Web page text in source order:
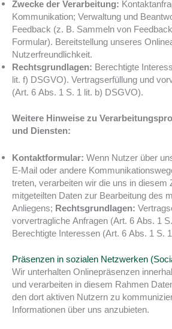
Zwecke der Verarbeitung:
Kommunikation; Verwaltung und
Feedback (z. B. Sammeln von
Formular). Bereitstellung unseres
Nutzerfreundlichkeit.
Rechtsgrundlagen: Berechtigte
lit. f) DSGVO). Vertragserfüllung und
(Art. 6 Abs. 1 S. 1 lit. b) DSGVO).
Weitere Hinweise zu
und Diensten:
Kontaktformular: Wenn Nutzer über
E-Mail oder andere
treten, verarbeiten wir die uns in diesem
mitgeteilten Daten zur Bearbeitung des
Anliegens; Rechtsgrundlagen:
vorvertragliche Anfragen (Art. 6 Abs. 1
Berechtigte Interessen (Art. 6 Abs. 1 S.
Präsenzen in sozialen Netzwerken
Wir unterhalten Onlinepräsenzen
und verarbeiten in diesem Rahmen
den dort aktiven Nutzern zu
Informationen über uns anzubieten.